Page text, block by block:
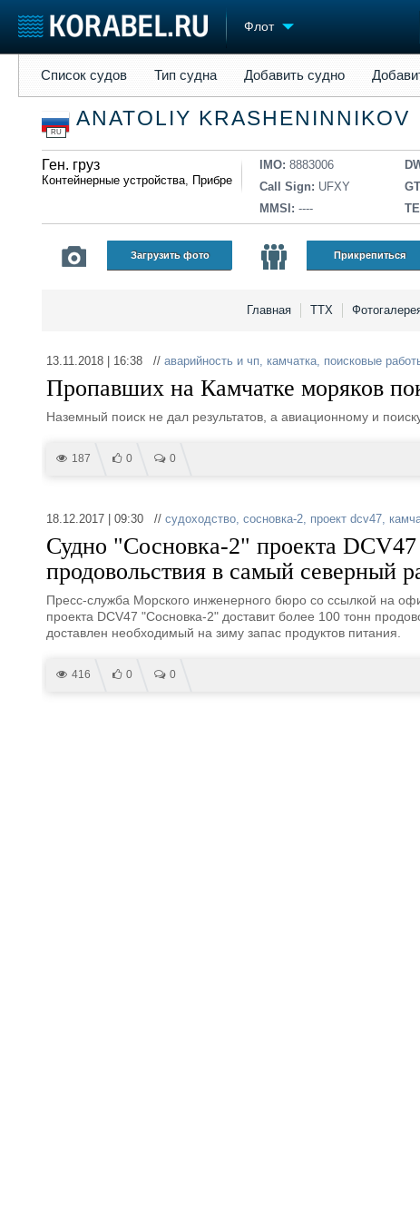
Флот
Судостроение
Пульс
Новости
Компании
Репутация
Журнал
Торговая площадка
Доска объявлений
Оборудование
Изделия
Выставки
Список судов Тип судна Добавить судно
RU
ANATOLIY KRASHENINNIKOV
Ген. груз
Контейнерные устройства, Прибрежное ,Автотранспортные
IMO: 8883006
Call Sign: UFXY
MMSI: ----
Загрузить фото Прикрепиться
Главная ТТХ
13.11.2018 | 16:38 // аварийность и чп, камчатка, поисковые
Пропавших на Камчатке моряков
Наземный поиск не дал результатов, а авиационному и
187 0 0
18.12.2017 | 09:30 // судоходство, сосновка-2, проект dcv47,
Судно "Сосновка-2" проекта DCV47
продовольствия в самый северный
Пресс-служба Морского инженерного бюро со ссылкой на
проекта DCV47 "Сосновка-2" доставит более 100 тонн
доставлен необходимый на зиму запас продуктов питания.
416 0 0